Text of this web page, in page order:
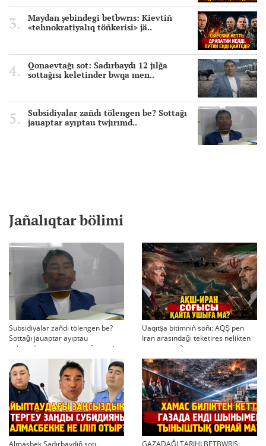
Maydan şebindegi betbwrıs: Kievtiñ
«tehnokratiyalıq töñkerisi» jä..
Qonaevtağı sot: Sadırbaydı 12 jılğa
sottağısı keletinder bwqa men..
Subsidiyalar zañdı tölengen be? Sottağı
jauaptar ayıptau twjırımd..
Jañalıqtar bölimi
Subsidiyalar zañdı tölengen be?
Sottağı jauaptar ayıptau
twjırımdarın qayta qarauğa negiz
bola ala ma?
Uaqıtşa bitimniñ soñı: AQŞ pen
Iran arasındağı teketires nelikten
qayta uşıqtı?